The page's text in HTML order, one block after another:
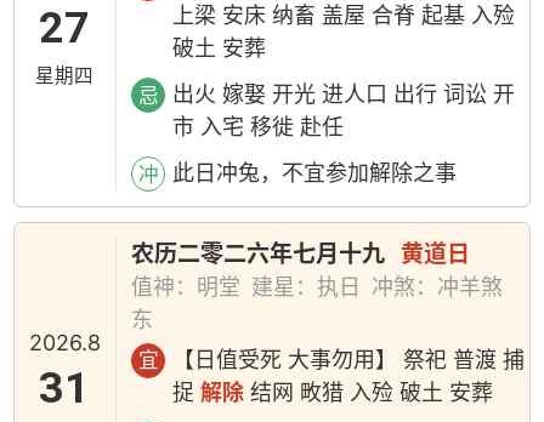
27
星期四
上梁 安床 纳畜 盖屋 合脊 起基 入殓
破土 安葬
忌
出火 嫁娶 开光 进人口 出行 词讼 开
市 入宅 移徙 赴任
冲 此日冲兔，不宜参加解除之事
2026.8
31
农历二零二六年七月十九 黄道日
值神：明堂 建星：执日
冲煞：冲羊煞
东
宜
【日值受死 大事勿用】 祭祀 普渡 捕
捉解除 结网 畋猎 入殓 破土 安葬